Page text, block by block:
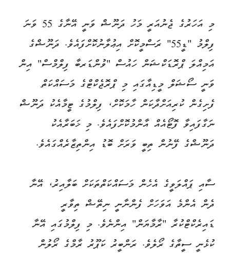
މި އަހަރުގެ ޖެނުއަރީ މަހު ދަނޫޝް ވަނީ އޭނާގެ 55 ވަނަ
ފިލްމު "ޑީ55" ރަސްމީކޮށް އިޢުލާނުކޮށްފައެވެ. ދަނޫޝްގެ
އަމިއްލަ ޕްރޮޑަކްޝަން ހައުސް "ވުންޑަރބާ ފިލްމްސް" އިން
ވަނީ ސޯޝަލް މީޑިއާގައި މި ޕްރޮޖެކްޓްގެ މަސައްކަތް
ފެށިގެން ކުރިއަށްދާކަން ހާމަކޮށް، ފިލްމުގެ ޓީމާއެކު ދަނޫޝް
ނަގާފައިވާ ފޮޓޯއެއް އާންމުކޮށްފައެވެ. މި ޚަބަރާއެކު
ދަނޫޝްގެ ފޭނުން ތިބީ ވަރަށް ބޮޑު އިންތިޒާރެއްގައެވެ.
ސާއި ޕައްލަވީގެ އެހެން މަސައްކަތްތަކަށް ބަލާއިރު، އޭނާ
ދެން އެންމެ އަވަހަށް ފެންނާނީ ނިތޭޝް ތިވާރީ
ޑައިރެކްޓްކުރާ "ރާމާޔަން" އިންނެވެ. މި ފިލްމުގައި އޭނާ
ކުޅެނީ ސީތާގެ ރޯލެވެ. ރަންބީރު ކަޕޫރު ރާމްގެ ރޯލުން